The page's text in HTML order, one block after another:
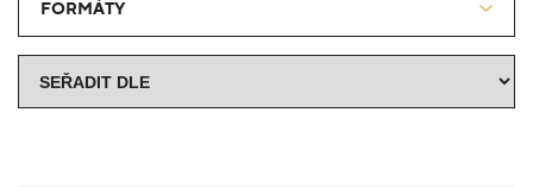
FORMÁTY